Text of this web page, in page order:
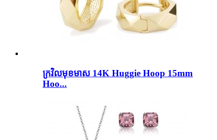
ក្រវិល​មុខ​មាស 14K Huggie Hoop 15mm
Hoo...